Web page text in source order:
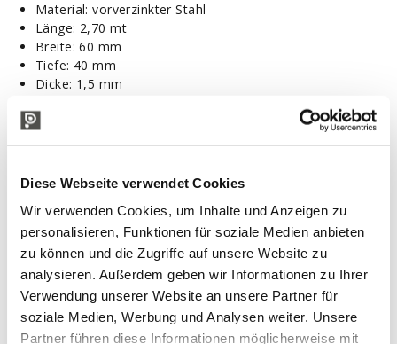
Diese Webseite verwendet Cookies
Wir verwenden Cookies, um Inhalte und Anzeigen zu
personalisieren, Funktionen für soziale Medien anbieten
zu können und die Zugriffe auf unsere Website zu
analysieren. Außerdem geben wir Informationen zu Ihrer
Verwendung unserer Website an unsere Partner für
soziale Medien, Werbung und Analysen weiter. Unsere
Partner führen diese Informationen möglicherweise mit
Material: vorverzinkter Stahl
Länge: 2,70 mt
Breite: 60 mm
Tiefe: 40 mm
Dicke: 1,5 mm